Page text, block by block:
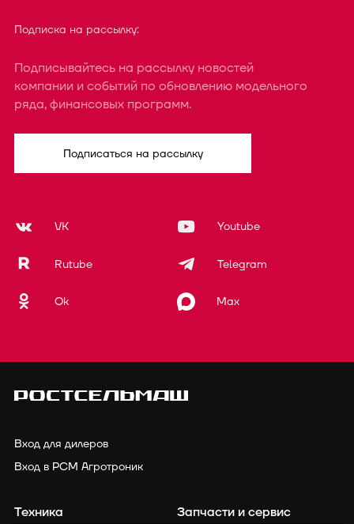
Подписка на рассылку:
Подписывайтесь на рассылку новостей
компании и событий по обновлению модельного
ряда, финансовых программ.
Подписаться на рассылку
VK Youtube
Rutube Telegram
Ok Max
Вход для дилеров
Вход в РСМ Агротроник
Техника
Запчасти и сервис